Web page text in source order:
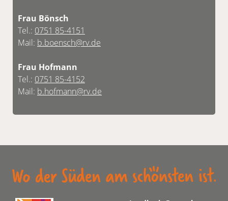
Frau Bönsch
Tel.: 0751 85-4151
Mail: b.boensch@rv.de
Frau Hofmann
Tel.: 0751 85-4152
Mail: b.hofmann@rv.de